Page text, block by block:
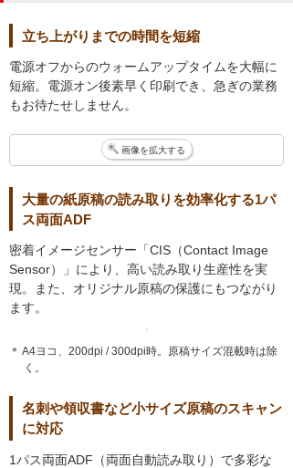
立ち上がりまでの時間を短縮
電源オフからのウォームアップタイムを大幅に
短縮。電源オン後素早く印刷でき、急ぎの業務
もお待たせしません。
画像を拡大する
大量の紙原稿の読み取りを効率化する1パ
ス両面ADF
密着イメージセンサー「CIS（Contact Image
Sensor）」により、高い読み取り生産性を実
現。また、オリジナル原稿の保護にもつながり
ます。
＊ A4ヨコ、200dpi / 300dpi時。原稿サイズ混載時は除
く。
名刺や領収書など小サイズ原稿のスキャン
に対応
1パス両面ADF（両面自動読み取り）で多彩な